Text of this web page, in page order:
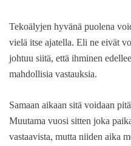
Tekoälyjen hyvänä puolena
vielä itse ajatella. Eli ne eivät
johtuu siitä, että ihminen
mahdollisia vastauksia.
Samaan aikaan sitä voidaan
Muutama vuosi sitten joka
vastaavista, mutta niiden aika